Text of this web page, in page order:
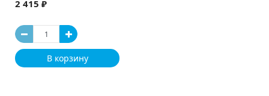
2 415 ₽
В корзину